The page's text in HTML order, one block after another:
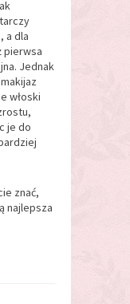
a dla
pierwsa
Jednak
włoski
je do
znać,
najlepsza